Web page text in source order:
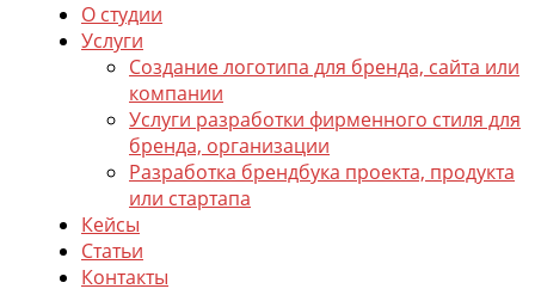
О студии
Услуги
Создание логотипа для бренда, сайта или
компании
Услуги разработки фирменного стиля для
бренда, организации
Разработка брендбука проекта, продукта
или стартапа
Кейсы
Статьи
Контакты